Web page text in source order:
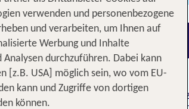
Zusatzleistungen
1 Filter
verwenden und personenbezogene
und verarbeiten, um Ihnen auf
Werbung und Inhalte
durchzuführen. Dabei kann
[z.B. USA] möglich sein, wo vom EU-
kann und Zugriffe von dortigen
können.